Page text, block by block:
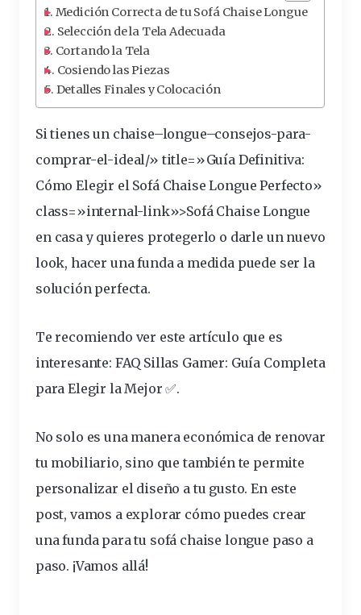
Medición Correcta de tu Sofá Chaise Longue
Selección de la Tela Adecuada
Cortando la Tela
Cosiendo las Piezas
Detalles Finales y Colocación
Si tienes un chaise–longue–consejos-para-
comprar-el-ideal/» title=»Guía Definitiva:
Cómo Elegir el Sofá Chaise Longue Perfecto»
class=»internal-link»>Sofá Chaise Longue
en casay quieres protegerlo o darle un nuevo
look, hacer unafundaa medidapuede ser la
solución perfecta.
Te recomiendo ver este artículo que es
interesante: FAQ Sillas Gamer: Guía Completa
para Elegir la Mejor ✅.
No solo es una manera económica de renovar
tu mobiliario, sino que tambiénte permite
personalizar el diseño a tu gusto. En este
post, vamos a explorar cómo puedes crear
una funda para tu sofá chaise longue paso a
paso. ¡Vamos allá!